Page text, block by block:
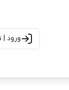
ورود |